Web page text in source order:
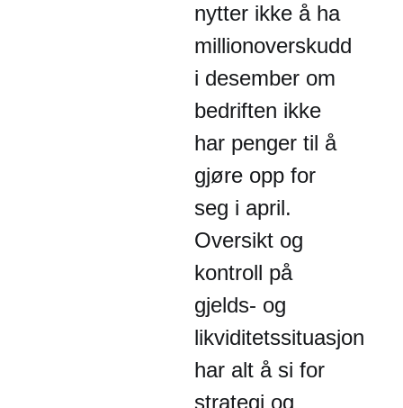
nytter ikke å ha
millionoverskudd
i desember om
bedriften ikke
har penger til å
gjøre opp for
seg i april.
Oversikt og
kontroll på
gjelds- og
likviditetssituasjon
har alt å si for
strategi og